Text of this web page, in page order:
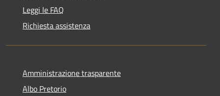
Leggi le FAQ
Richiesta assistenza
Amministrazione trasparente
Albo Pretorio